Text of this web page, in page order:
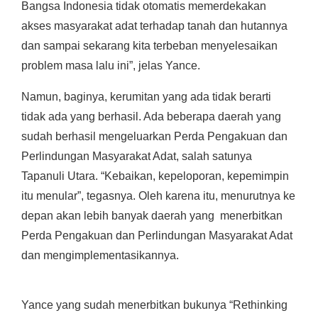
Bangsa Indonesia tidak otomatis memerdekakan
akses masyarakat adat terhadap tanah dan hutannya
dan sampai sekarang kita terbeban menyelesaikan
problem masa lalu ini”, jelas Yance.
Namun, baginya, kerumitan yang ada tidak berarti
tidak ada yang berhasil. Ada beberapa daerah yang
sudah berhasil mengeluarkan Perda Pengakuan dan
Perlindungan Masyarakat Adat, salah satunya
Tapanuli Utara. “Kebaikan, kepeloporan, kepemimpin
itu menular”, tegasnya. Oleh karena itu, menurutnya ke
depan akan lebih banyak daerah yang menerbitkan
Perda Pengakuan dan Perlindungan Masyarakat Adat
dan mengimplementasikannya.
Yance yang sudah menerbitkan bukunya “Rethinking